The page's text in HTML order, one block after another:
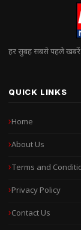
हर सुबह सबसे पहले खबरें।
QUICK LINKS
Home
About Us
Terms and
Privacy Policy
Contact Us